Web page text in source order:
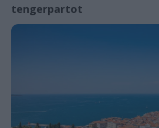
tengerpartot